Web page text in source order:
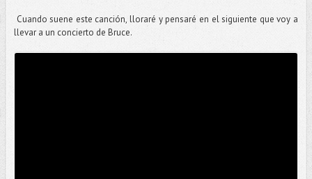
Cuando suene este canción, lloraré y pensaré en el siguiente que voy a
llevar a un concierto de Bruce.